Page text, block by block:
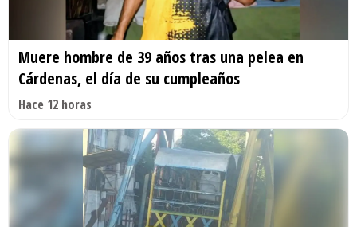
Muere hombre de 39 años tras una pelea en
Cárdenas, el día de su cumpleaños
Hace 12 horas